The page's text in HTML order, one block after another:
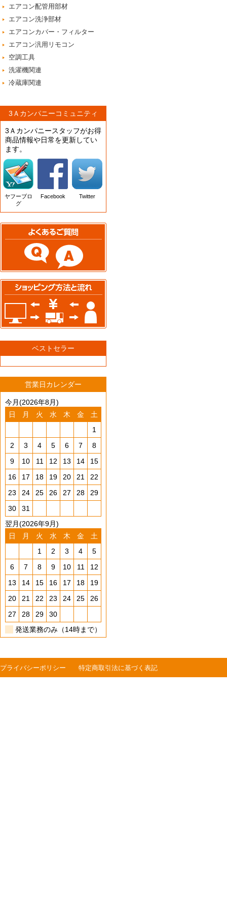
エアコン配管用部材
エアコン洗浄部材
エアコンカバー・フィルター
エアコン汎用リモコン
空調工具
洗濯機関連
冷蔵庫関連
3Ａカンパニーコミュニティ
3Ａカンパニースタッフがお得
商品情報や日常を更新してい
ます。
ヤフーブロ
グ
Facebook Twitter
ベストセラー
営業日カレンダー
今月(2026年8月)
日
月 火 水 木 金
土
1
2
3 4 5 6 7
8
9
10 11 12 13 14
15
16
17 18 19 20 21
22
23
24 25 26 27 28
29
30
31
翌月(2026年9月)
日
月 火 水 木 金
土
1
2 3 4
5
6
7 8 9 10 11
12
13
14 15 16 17 18
19
20
21 22 23 24 25
26
27
28 29
30
発送業務のみ（14時まで）
プライバシーポリシー 特定商取引法に基づく表記